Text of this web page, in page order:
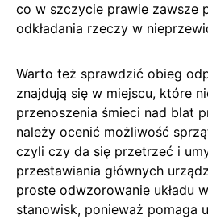
co w szczycie prawie zawsze
odkładania rzeczy w
Warto też sprawdzić obieg
znajdują się w miejscu, które
przenoszenia śmieci nad blat
należy ocenić możliwość
czyli czy da się przetrzeć i
przestawiania głównych
proste odwzorowanie układu
stanowisk, ponieważ pomaga